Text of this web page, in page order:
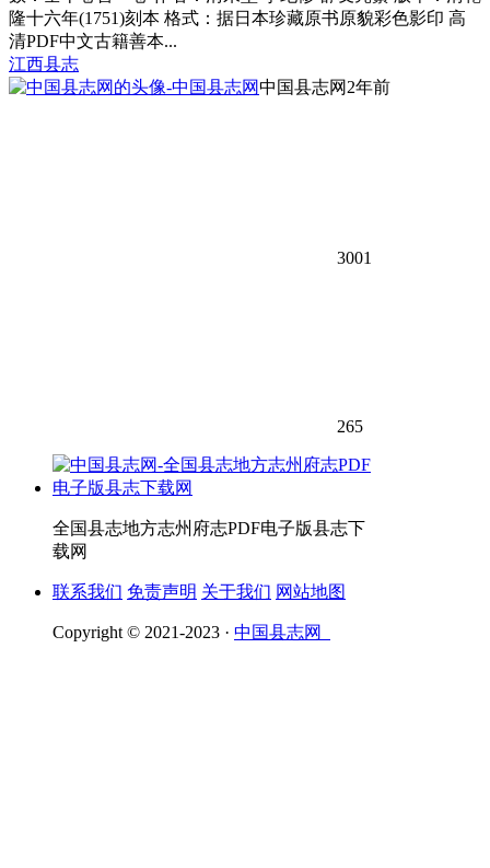
隆十六年(1751)刻本 格式：据日本珍藏原书原貌彩色影印 高
清PDF中文古籍善本...
江西县志
中国县志网 2年前
3001
265
全国县志地方志州府志PDF电子版县志下
载网
联系我们 免责声明 关于我们 网站地图
Copyright © 2021-2023 · 中国县志网